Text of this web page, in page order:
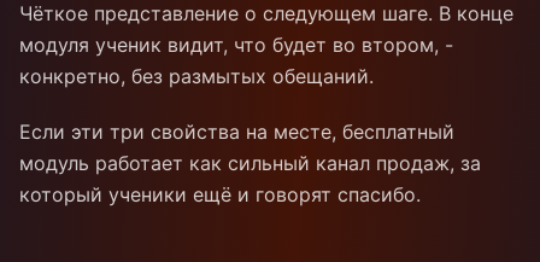
Чёткое представление о следующем шаге. В конце
модуля ученик видит, что будет во втором, -
конкретно, без размытых обещаний.
Если эти три свойства на месте, бесплатный
модуль работает как сильный канал продаж, за
который ученики ещё и говорят спасибо.